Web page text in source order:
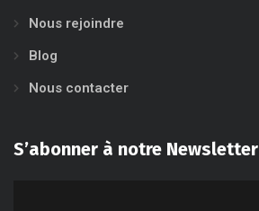
Nous rejoindre
Blog
Nous contacter
S’abonner à notre Newsletter